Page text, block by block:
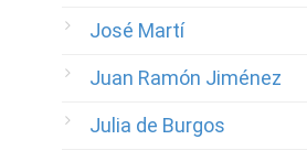
José Martí
Juan Ramón Jiménez
Julia de Burgos